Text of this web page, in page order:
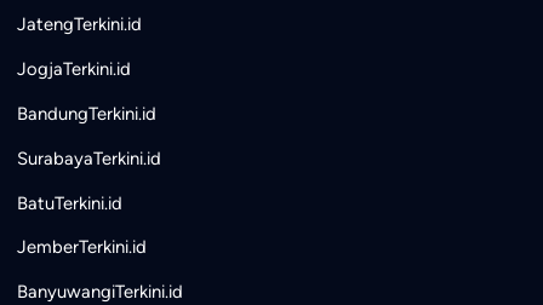
JatengTerkini.id
JogjaTerkini.id
BandungTerkini.id
SurabayaTerkini.id
BatuTerkini.id
JemberTerkini.id
BanyuwangiTerkini.id